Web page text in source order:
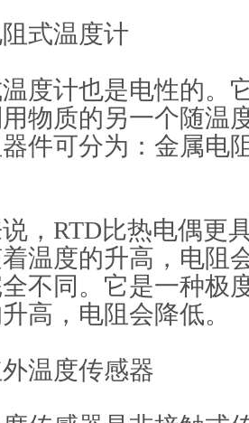
式温度计
计也是电性的。
物质的另一个随温
件可分为：金属电
RTD比热电偶更
温度的升高，电阻
不同。它是一种极
高，电阻会降低。
温度传感器